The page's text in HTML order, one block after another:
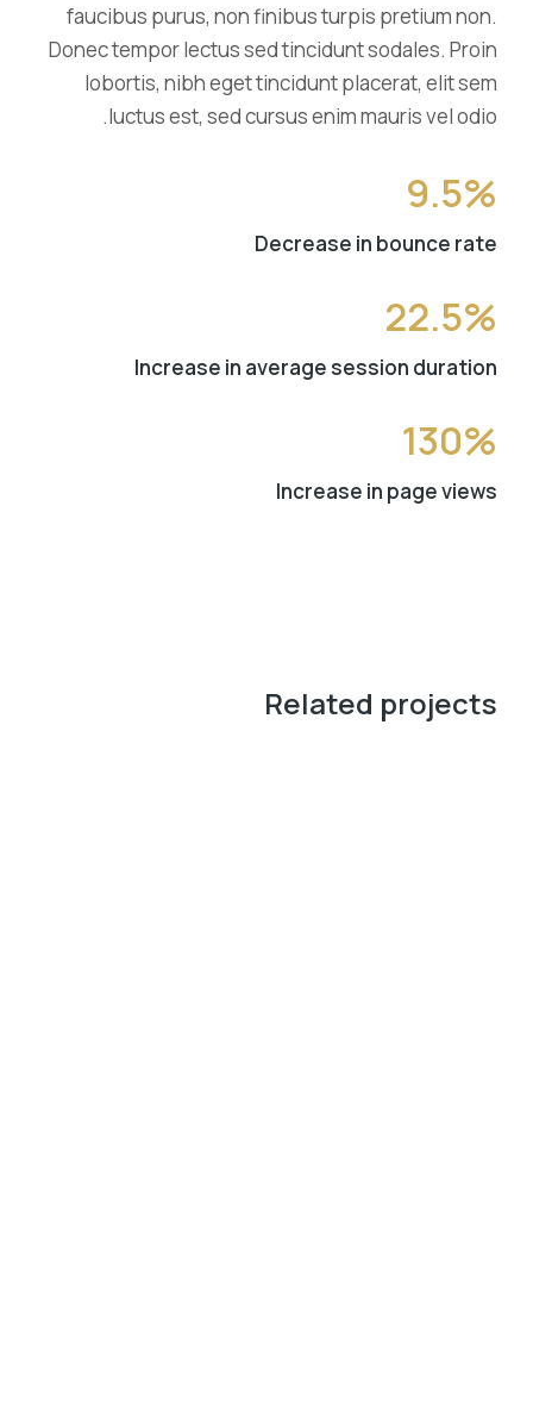
faucibus purus, non finibus turpis pretium non.
Donec tempor lectus sed tincidunt sodales. Proin
lobortis, nibh eget tincidunt placerat, elit sem
luctus est, sed cursus enim mauris vel odio.
9.5%
Decrease in bounce rate
22.5%
Increase in average session duration
130%
Increase in page views
Related projects